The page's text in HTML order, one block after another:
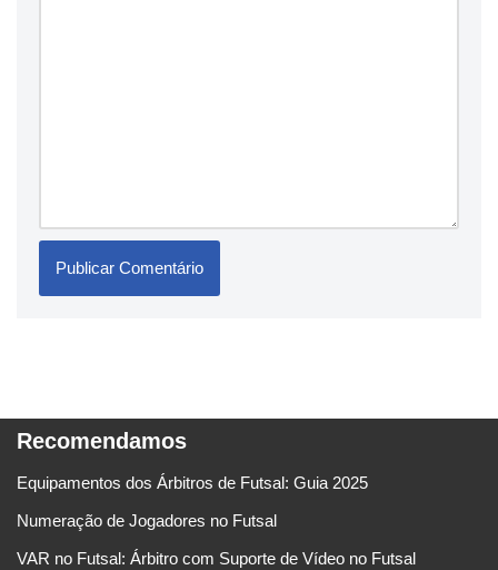
Recomendamos
Equipamentos dos Árbitros de Futsal: Guia 2025
Numeração de Jogadores no Futsal
VAR no Futsal: Árbitro com Suporte de Vídeo no Futsal